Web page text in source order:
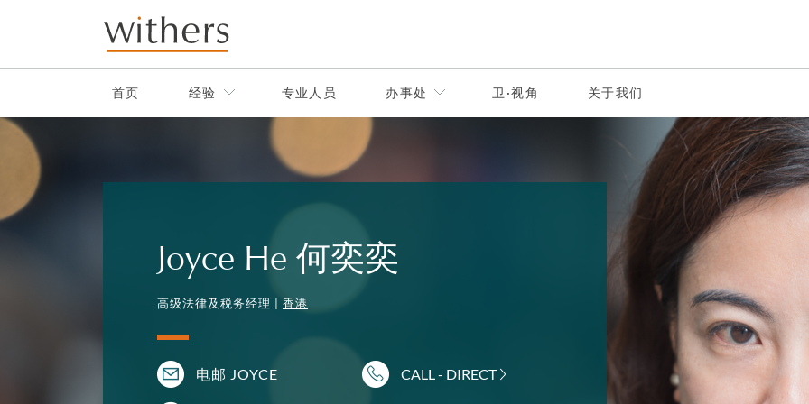
Skip to main content
首页 经验 专业人员 办事处 卫·视角 关于我们
Joyce He 何奕奕
高级法律及税务经理 | 香港
电邮 JOYCE CALL - DIRECT